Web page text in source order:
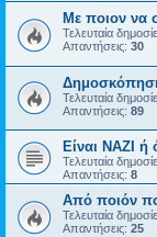
Με ποιον να
Τελευταία
Απαντήσεις: 30
Τελευταία
Απαντήσεις: 89
Είναι ΝΑΖΙ ή
Τελευταία
Απαντήσεις: 8
Από ποιόν
Τελευταία
Απαντήσεις: 25